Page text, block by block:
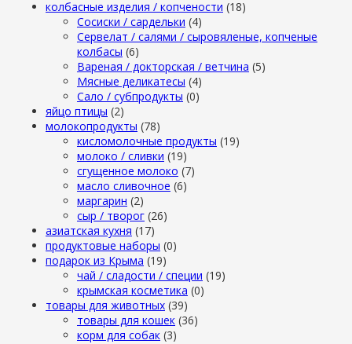
колбасные изделия / копчености (18)
Сосиски / сардельки (4)
Сервелат / салями / сыровяленые, копченые
колбасы (6)
Вареная / докторская / ветчина (5)
Мясные деликатесы (4)
Сало / субпродукты (0)
яйцо птицы (2)
молокопродукты (78)
кисломолочные продукты (19)
молоко / сливки (19)
сгущенное молоко (7)
масло сливочное (6)
маргарин (2)
сыр / творог (26)
азиатская кухня (17)
продуктовые наборы (0)
подарок из Крыма (19)
чай / сладости / специи (19)
крымская косметика (0)
товары для животных (39)
товары для кошек (36)
корм для собак (3)